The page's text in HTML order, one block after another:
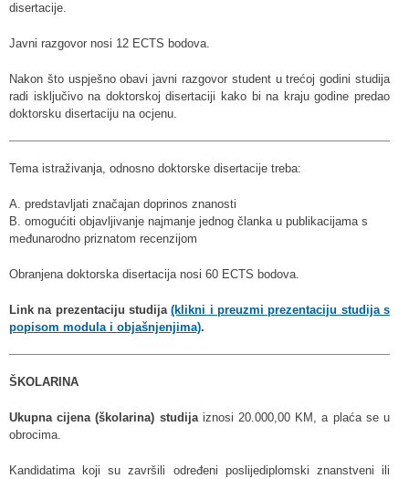
disertacije.
Javni razgovor nosi 12 ECTS bodova.
Nakon što uspješno obavi javni razgovor student u trećoj godini studija
radi isključivo na doktorskoj disertaciji kako bi na kraju godine predao
doktorsku disertaciju na ocjenu.
Tema istraživanja, odnosno doktorske disertacije treba:
A. predstavljati značajan doprinos znanosti
B. omogućiti objavljivanje najmanje jednog članka u publikacijama s
međunarodno priznatom recenzijom
Obranjena doktorska disertacija nosi 60 ECTS bodova.
Link na prezentaciju studija(klikni i preuzmi prezentaciju studija s
popisom modula i objašnjenjima).
ŠKOLARINA
Ukupna cijena (školarina) studija iznosi 20.000,00 KM, a plaća se u
obrocima.
Kandidatima koji su završili određeni poslijediplomski znanstveni ili